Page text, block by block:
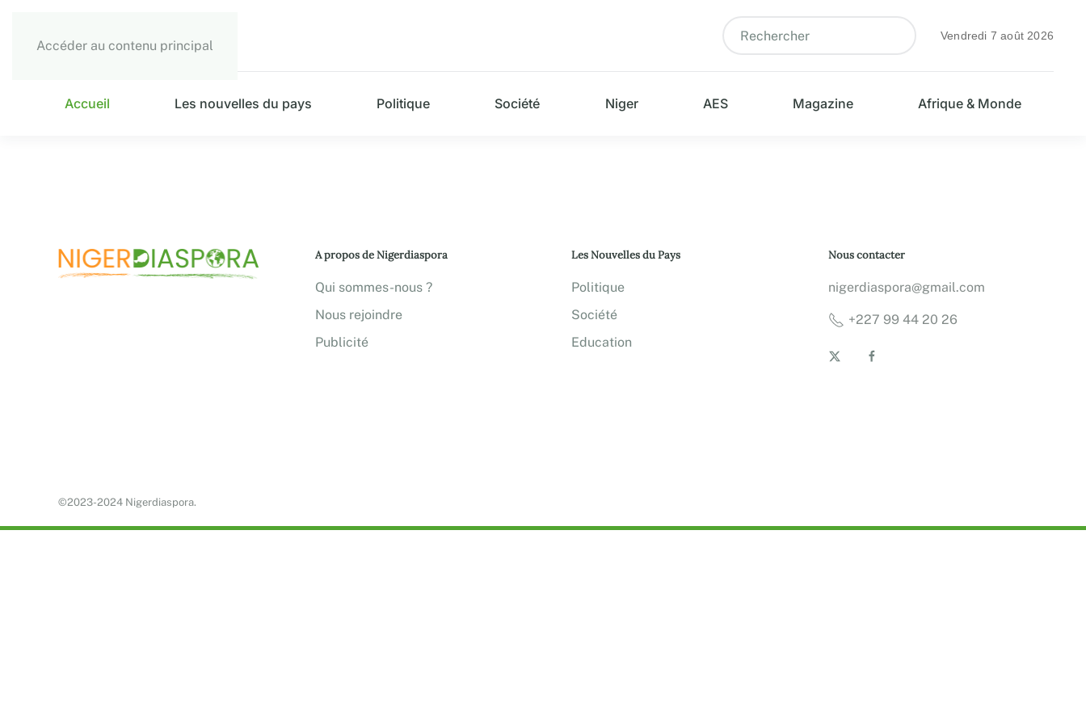
Accéder au contenu principal
Vendredi 7 août 2026
Accueil Les nouvelles du pays Politique Société Niger AES Magazine Afrique & Monde
A propos de Nigerdiaspora
Qui sommes-nous ?
Nous rejoindre
Publicité
Les Nouvelles du Pays
Politique
Société
Education
Nous contacter
nigerdiaspora@gmail.com
+227 99 44 20 26
©2023-2024 Nigerdiaspora.